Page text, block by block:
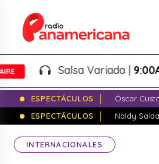
Salsa Variada |9:00AM
ESPECTÁCULOS
Óscar
ESPECTÁCULOS
Naldy
INTERNACIONALES